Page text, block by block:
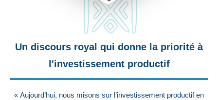
Un discours royal qui donne la priorité à
l'investissement productif
« Aujourd’hui, nous misons sur l’investissement productif en